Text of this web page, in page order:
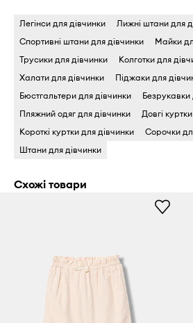
Легінси для дівчинки
Лижні штани для
Спортивні штани для дівчинки
Майки
Трусики для дівчинки
Колготки для
Халати для дівчинки
Піджаки для
Бюстгальтери для дівчинки
Безрукавки
Пляжний одяг для дівчинки
Довгі
Короткі куртки для дівчинки
Сорочки
Штани для дівчинки
Схожі товари